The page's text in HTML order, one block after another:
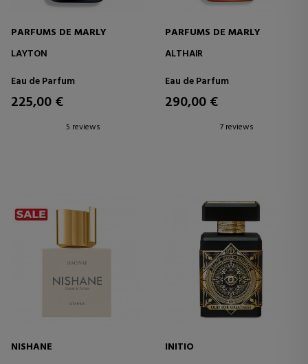
PARFUMS DE MARLY
LAYTON
Eau de Parfum
225,00 €
5 reviews
PARFUMS DE MARLY
ALTHAÏR
Eau de Parfum
290,00 €
7 reviews
NISHANE
INITIO